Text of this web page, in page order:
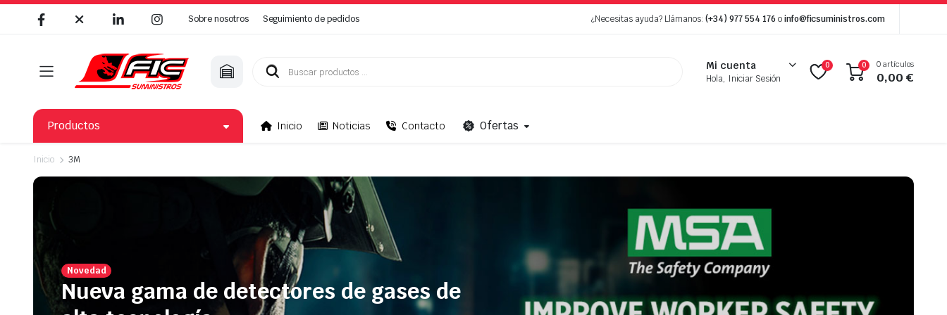
Sobre nosotros Seguimiento de pedidos ¿Necesitas ayuda? Llámanos:(+34) 977 554 176 oinfo@ficsuministros.com
Búsqueda
Mi cuenta
Hola, Iniciar Sesión
0 0 0 artículos
0,00€
Productos Inicio Noticias Contacto Ofertas
Inicio 3M
Novedad
Nueva gama de detectores de gases de